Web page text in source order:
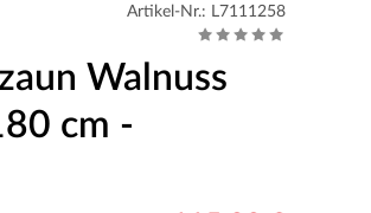
Artikel-Nr.: L7111258
Walnuss
cm -